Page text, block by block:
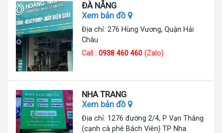
ĐÀ NẴNG
Xem bản đồ
Địa chỉ: 276 Hùng Vương, Quận Hải
Châu
Call :0938 460 460 (Zalo)
NHA TRANG
Xem bản đồ
Địa chỉ: 1276 đường 2/4, P Vạn Thắng
(cạnh cà phê Bách Viên) TP Nha